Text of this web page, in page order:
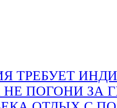
ТРЕБУЕТ
ПОГОНИ ЗА